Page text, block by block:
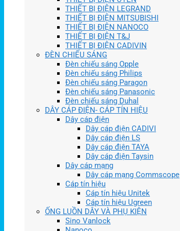
THIẾT BỊ ĐIỆN LEGRAND
THIẾT BỊ ĐIỆN MITSUBISHI
THIẾT BỊ ĐIỆN NANOCO
THIẾT BỊ ĐIỆN T&J
THIẾT BỊ ĐIỆN CADIVIN
ĐÈN CHIẾU SÁNG
Đèn chiếu sáng Opple
Đèn chiếu sáng Philips
Đèn chiếu sáng Paragon
Đèn chiếu sáng Panasonic
Đèn chiếu sáng Duhal
DÂY CÁP ĐIỆN- CÁP TÍN HIỆU
Dây cáp điện
Dây cáp điện CADIVI
Dây cáp điện LS
Dây cáp điện TAYA
Dây cáp điện Taysin
Dây cáp mạng
Dây cáp mạng Commscope
Cáp tín hiệu
Cáp tín hiệu Unitek
Cáp tín hiệu Ugreen
ỐNG LUỒN DÂY VÀ PHỤ KIỆN
Sino Vanlock